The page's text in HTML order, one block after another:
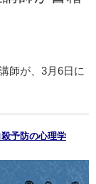
師が、3月6日に
殺予防の心理学